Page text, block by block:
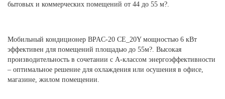
бытовых и коммерческих помещений от 44 до 55 м?.
Мобильный кондиционер BPAC-20 CE_20Y мощностью 6 кВт
эффективен для помещений площадью до 55м?. Высокая
производительность в сочетании с А-классом энергоэффективности
– оптимальное решение для охлаждения или осушения в офисе,
магазине, жилом помещении.